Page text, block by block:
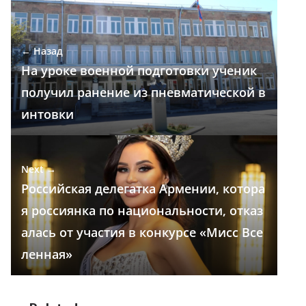
b
o
o
k
gr
a
m
s
A
p
p
e
dI
n
р
а
в
и
т
ь
← Назад
На уроке военной подготовки ученик
получил ранение из пневматической в
интовки
Next →
Российская делегатка Армении, котора
я россиянка по национальности, отказ
алась от участия в конкурсе «Мисс Все
ленная»